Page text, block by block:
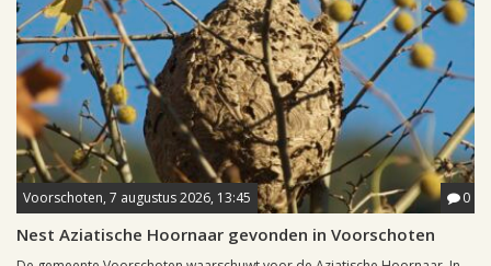
Voorschoten, 7 augustus 2026, 13:45 0
Nest Aziatische Hoornaar gevonden in Voorschoten